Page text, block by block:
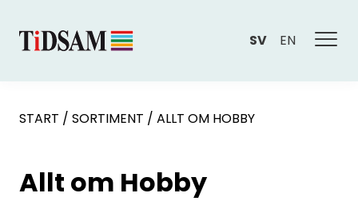
SV EN
START / SORTIMENT / ALLT OM HOBBY
Allt om Hobby